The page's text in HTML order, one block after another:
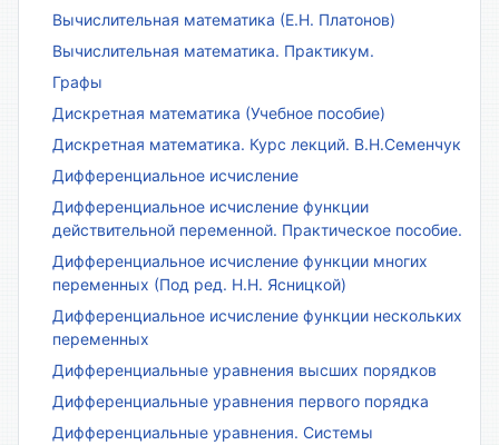
Вычислительная математика (Е.Н. Платонов)
Вычислительная математика. Практикум.
Графы
Дискретная математика (Учебное пособие)
Дискретная математика. Курс лекций. В.Н.Семенчук
Дифференциальное исчисление
Дифференциальное исчисление функции
действительной переменной. Практическое пособие.
Дифференциальное исчисление функции многих
переменных (Под ред. Н.Н. Ясницкой)
Дифференциальное исчисление функции нескольких
переменных
Дифференциальные уравнения высших порядков
Дифференциальные уравнения первого порядка
Дифференциальные уравнения. Системы